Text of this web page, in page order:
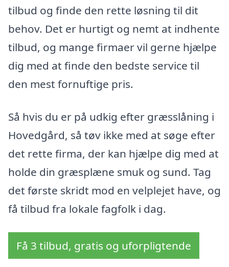
tilbud og finde den rette løsning til dit
behov. Det er hurtigt og nemt at indhente
tilbud, og mange firmaer vil gerne hjælpe
dig med at finde den bedste service til
den mest fornuftige pris.
Så hvis du er på udkig efter græsslåning i
Hovedgård, så tøv ikke med at søge efter
det rette firma, der kan hjælpe dig med at
holde din græsplæne smuk og sund. Tag
det første skridt mod en velplejet have, og
få tilbud fra lokale fagfolk i dag.
Få 3 tilbud, gratis og uforpligtende